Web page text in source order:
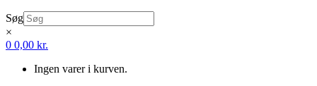
Søg
×
0 0,00 kr.
Ingen varer i kurven.